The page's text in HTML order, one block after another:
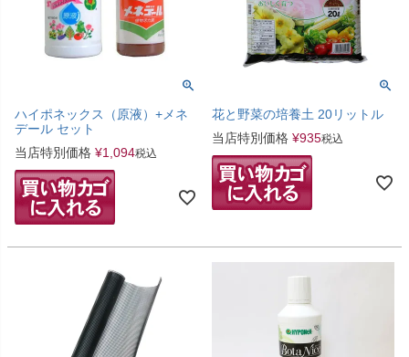
ハイポネックス（原液）+メネ
デール セット
当店特別価格 ¥1,094税込
花と野菜の培養土 20リットル
当店特別価格 ¥935税込